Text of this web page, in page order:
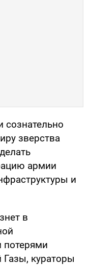
сознательно
зверства
армии
и
в
Газы, кураторы